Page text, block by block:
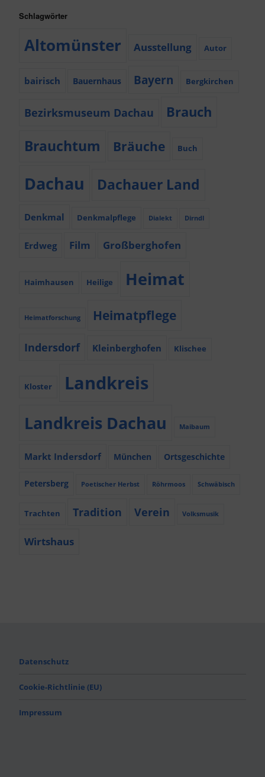
Schlagwörter
Altomünster Ausstellung Autor
bairisch Bauernhaus Bayern Bergkirchen
Bezirksmuseum Dachau Brauch
Brauchtum Bräuche Buch
Dachau Dachauer Land
Denkmal Denkmalpflege Dialekt Dirndl
Erdweg Film Großberghofen
Haimhausen Heilige Heimat
Heimatforschung Heimatpflege
Indersdorf Kleinberghofen Klischee
Kloster Landkreis
Landkreis Dachau Maibaum
Markt Indersdorf München Ortsgeschichte
Petersberg Poetischer Herbst Röhrmoos Schwäbisch
Trachten Tradition Verein Volksmusik
Wirtshaus
Datenschutz
Cookie-Richtlinie (EU)
Impressum